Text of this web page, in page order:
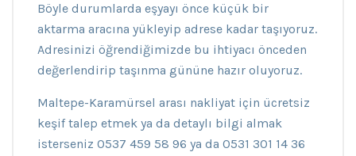
Böyle durumlarda eşyayı önce küçük bir
aktarma aracına yükleyip adrese kadar taşıyoruz.
Adresinizi öğrendiğimizde bu ihtiyacı önceden
değerlendirip taşınma gününe hazır oluyoruz.
Maltepe-Karamürsel arası nakliyat için ücretsiz
keşif talep etmek ya da detaylı bilgi almak
isterseniz 0537 459 58 96 ya da 0531 301 14 36